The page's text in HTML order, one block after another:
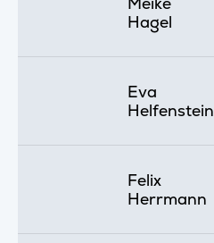
Hagel
Eva
Helfenstein
Felix
Herrmann